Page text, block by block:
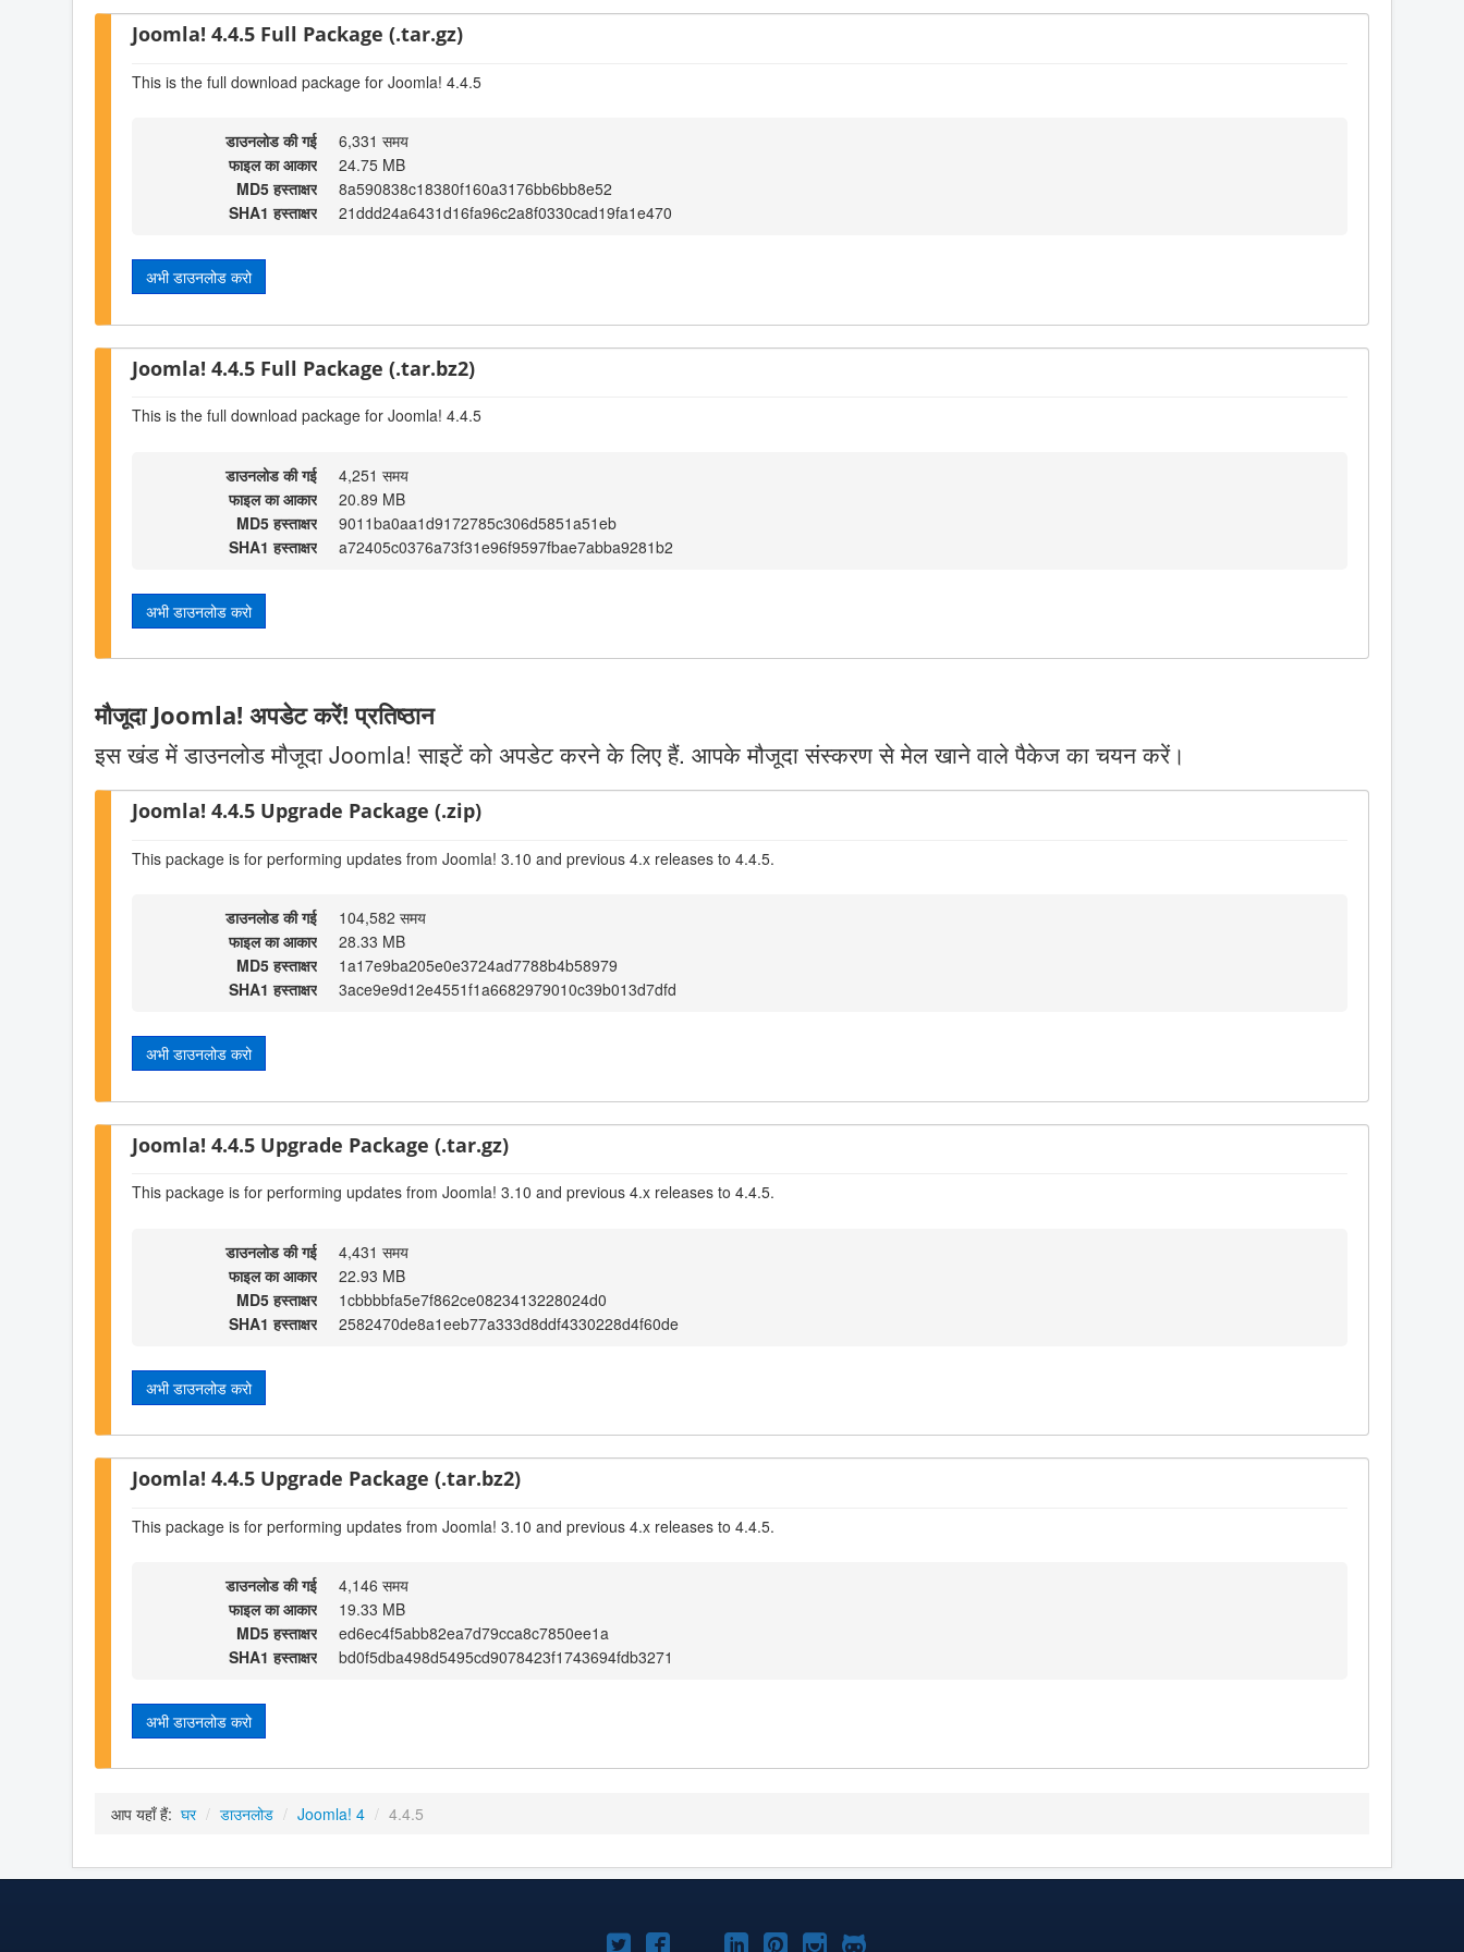
Joomla! 4.4.5 Full Package (.tar.gz)
This is the full download package for Joomla! 4.4.5
डाउनलोड की गई
6,331 समय
फाइल का आकार
24.75 MB
MD5 हस्ताक्षर
8a590838c18380f160a3176bb6bb8e52
SHA1 हस्ताक्षर
21ddd24a6431d16fa96c2a8f0330cad19fa1e470
अभी डाउनलोड करो
Joomla! 4.4.5 Full Package (.tar.bz2)
This is the full download package for Joomla! 4.4.5
डाउनलोड की गई
4,251 समय
फाइल का आकार
20.89 MB
MD5 हस्ताक्षर
9011ba0aa1d9172785c306d5851a51eb
SHA1 हस्ताक्षर
a72405c0376a73f31e96f9597fbae7abba9281b2
अभी डाउनलोड करो
मौजूदा Joomla! अपडेट करें! प्रतिष्ठान
इस खंड में डाउनलोड मौजूदा Joomla! साइटें को अपडेट करने के लिए हैं. आपके मौजूदा संस्करण से मेल खाने वाले पैकेज का चयन करें।
Joomla! 4.4.5 Upgrade Package (.zip)
This package is for performing updates from Joomla! 3.10 and previous 4.x releases to 4.4.5.
डाउनलोड की गई
104,582 समय
फाइल का आकार
28.33 MB
MD5 हस्ताक्षर
1a17e9ba205e0e3724ad7788b4b58979
SHA1 हस्ताक्षर
3ace9e9d12e4551f1a6682979010c39b013d7dfd
अभी डाउनलोड करो
Joomla! 4.4.5 Upgrade Package (.tar.gz)
This package is for performing updates from Joomla! 3.10 and previous 4.x releases to 4.4.5.
डाउनलोड की गई
4,431 समय
फाइल का आकार
22.93 MB
MD5 हस्ताक्षर
1cbbbbfa5e7f862ce0823413228024d0
SHA1 हस्ताक्षर
2582470de8a1eeb77a333d8ddf4330228d4f60de
अभी डाउनलोड करो
Joomla! 4.4.5 Upgrade Package (.tar.bz2)
This package is for performing updates from Joomla! 3.10 and previous 4.x releases to 4.4.5.
डाउनलोड की गई
4,146 समय
फाइल का आकार
19.33 MB
MD5 हस्ताक्षर
ed6ec4f5abb82ea7d79cca8c7850ee1a
SHA1 हस्ताक्षर
bd0f5dba498d5495cd9078423f1743694fdb3271
अभी डाउनलोड करो
आप यहाँ हैं: घर / डाउनलोड / Joomla! 4 / 4.4.5